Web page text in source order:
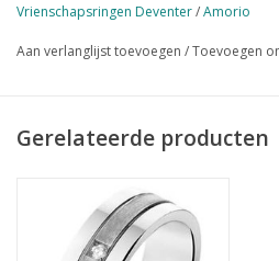
Vrienschapsringen Deventer/Amorio
Aan verlanglijst toevoegen /Toevoegen
Gerelateerde producten